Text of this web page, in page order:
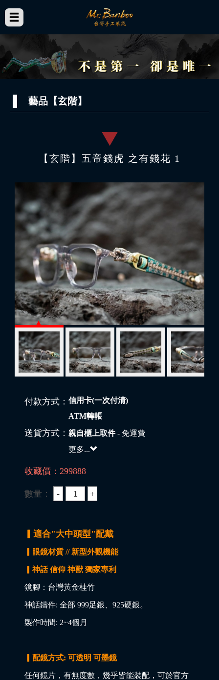
藝品【玄階】
【玄階】五帝錢虎 之有錢花 1
付款方式： 信用卡(一次付清)
ATM轉帳
送貨方式： 親自櫃上取件- 免運費
更多...
收藏價： 299888
數量：
▎適合"大中頭型"配戴
▎眼鏡材質 // 新型外觀機能
▎神話 信仰 神獸 獨家專利
鏡腳：台灣黃金桂竹
神話鑄件: 全部 999足銀、925硬銀。
製作時間: 2~4個月
▎配鏡方式: 可透明 可墨鏡
任何鏡片，有無度數，幾乎皆能裝配，可於官方